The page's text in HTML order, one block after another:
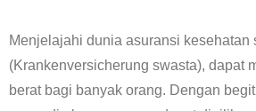
Menjelajahi dunia asuransi kesehatan
(Krankenversicherung swasta), dapat
berat bagi banyak orang. Dengan